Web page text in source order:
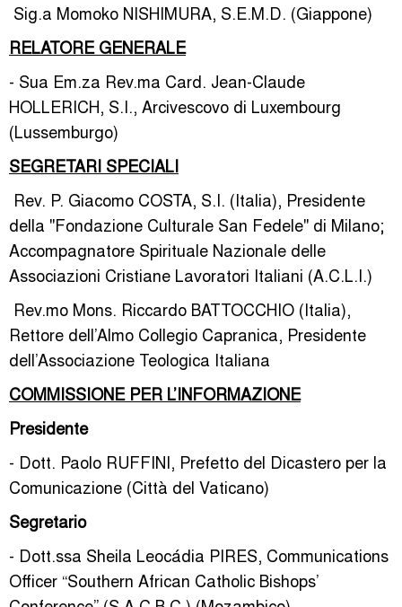
­ Sig.a Momoko NISHIMURA, S.E.M.D. (Giappone)
RELATORE GENERALE
- Sua Em.za Rev.ma Card. Jean-Claude
HOLLERICH, S.I., Arcivescovo di Luxembourg
(Lussemburgo)
SEGRETARI SPECIALI
­ Rev. P. Giacomo COSTA, S.I. (Italia), Presidente
della "Fondazione Culturale San Fedele" di Milano;
Accompagnatore Spirituale Nazionale delle
Associazioni Cristiane Lavoratori Italiani (A.C.L.I.)
­ Rev.mo Mons. Riccardo BATTOCCHIO (Italia),
Rettore dell’Almo Collegio Capranica, Presidente
dell’Associazione Teologica Italiana
COMMISSIONE PER L’INFORMAZIONE
Presidente
- Dott. Paolo RUFFINI, Prefetto del Dicastero per la
Comunicazione (Città del Vaticano)
Segretario
- Dott.ssa Sheila Leocádia PIRES, Communications
Officer “Southern African Catholic Bishops’